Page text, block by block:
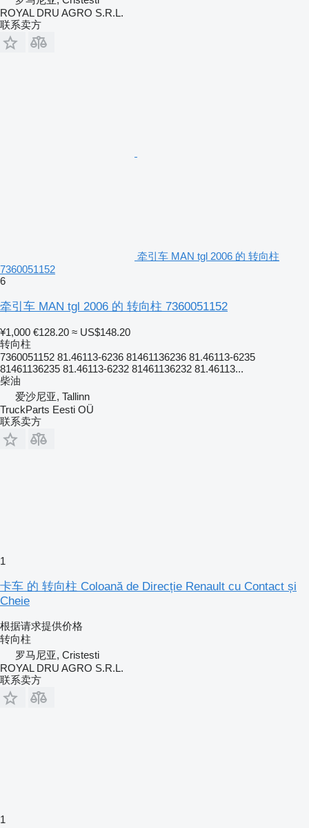
ROYAL DRU AGRO S.R.L.
联系卖方
牵引车 MAN tgl 2006 的 转向柱
7360051152
6
牵引车 MAN tgl 2006 的 转向柱 7360051152
¥1,000 €128.20 ≈ US$148.20
转向柱
7360051152 81.46113-6236 81461136236 81.46113-6235
81461136235 81.46113-6232 81461136232 81.46113...
柴油
爱沙尼亚, Tallinn
TruckParts Eesti OÜ
联系卖方
1
卡车 的 转向柱 Coloană de Direcție Renault cu Contact și
Cheie
根据请求提供价格
转向柱
罗马尼亚, Cristesti
ROYAL DRU AGRO S.R.L.
联系卖方
1